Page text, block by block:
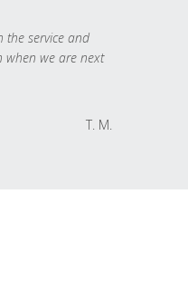
the service and
when we are next
T. M.